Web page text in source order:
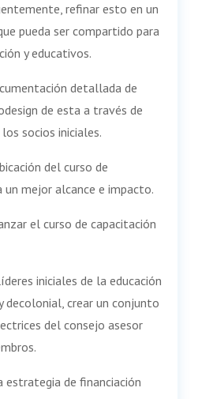
refinar esto en un
pueda ser compartido para
y educativos.
detallada de
de esta a través de
socios iniciales.
del curso de
un mejor alcance e impacto.
el curso de capacitación
iniciales de la educación
decolonial, crear un conjunto
del consejo asesor
estrategia de financiación